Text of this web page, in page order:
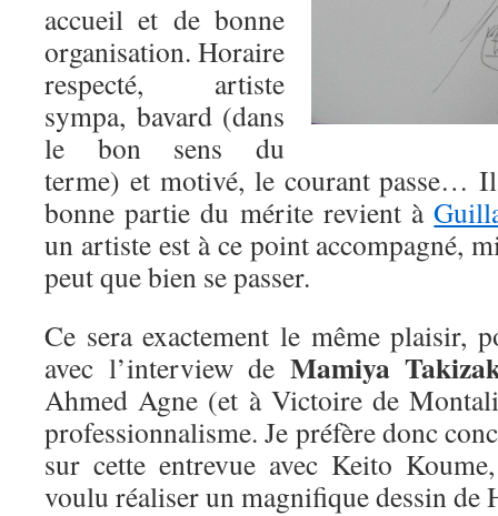
accueil et de bonne
organisation. Horaire
respecté, artiste
sympa, bavard (dans
le bon sens du
terme) et motivé, le courant passe…
bonne partie du mérite revient à
un artiste est à ce point accompagné,
peut que bien se passer.
Ce sera exactement le même plaisir,
avec l’interview de Mamiya
Ahmed Agne (et à Victoire de
professionnalisme. Je préfère donc
sur cette entrevue avec Keito
voulu réaliser un magnifique dessin de